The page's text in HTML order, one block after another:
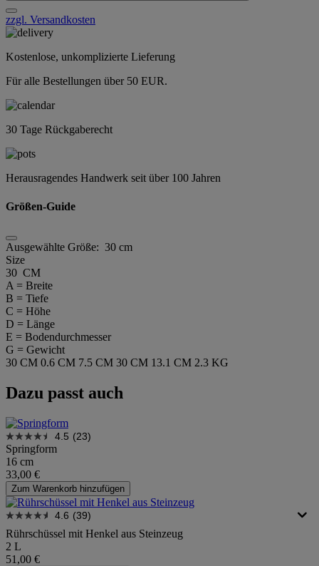
zzgl. Versandkosten
Kostenlose, unkomplizierte Lieferung
Für alle Bestellungen über 50 EUR.
30 Tage Rückgaberecht
Herausragendes Handwerk seit über 100 Jahren
Größen-Guide
Ausgewählte Größe: 30 cm
Size
30 CM
A = Breite
B = Tiefe
C = Höhe
D = Länge
E = Bodendurchmesser
G = Gewicht
30 CM 0.6 CM 7.5 CM 30 CM 13.1 CM 2.3 KG
Dazu passt auch
4.5 (23)
Springform
16 cm
33,00 €
Zum Warenkorb hinzufügen
4.6 (39)
Rührschüssel mit Henkel aus Steinzeug
2 L
51,00 €